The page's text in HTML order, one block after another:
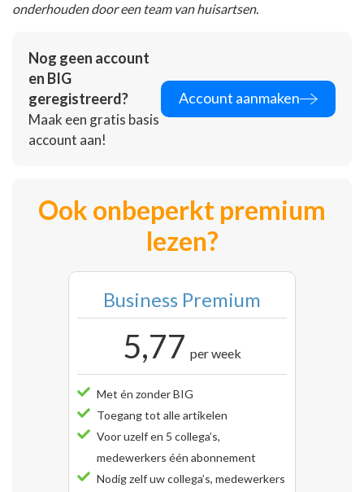
onderhouden door een team van huisartsen.
Nog geen account
en BIG
geregistreerd?
Maak een gratis basis
account aan!
Account aanmaken
Ook onbeperkt premium
lezen?
Business Premium
5,77 per week
Met én zonder BIG
Toegang tot alle artikelen
Voor uzelf en 5 collega’s,
medewerkers één abonnement
Nodig zelf uw collega’s, medewerkers